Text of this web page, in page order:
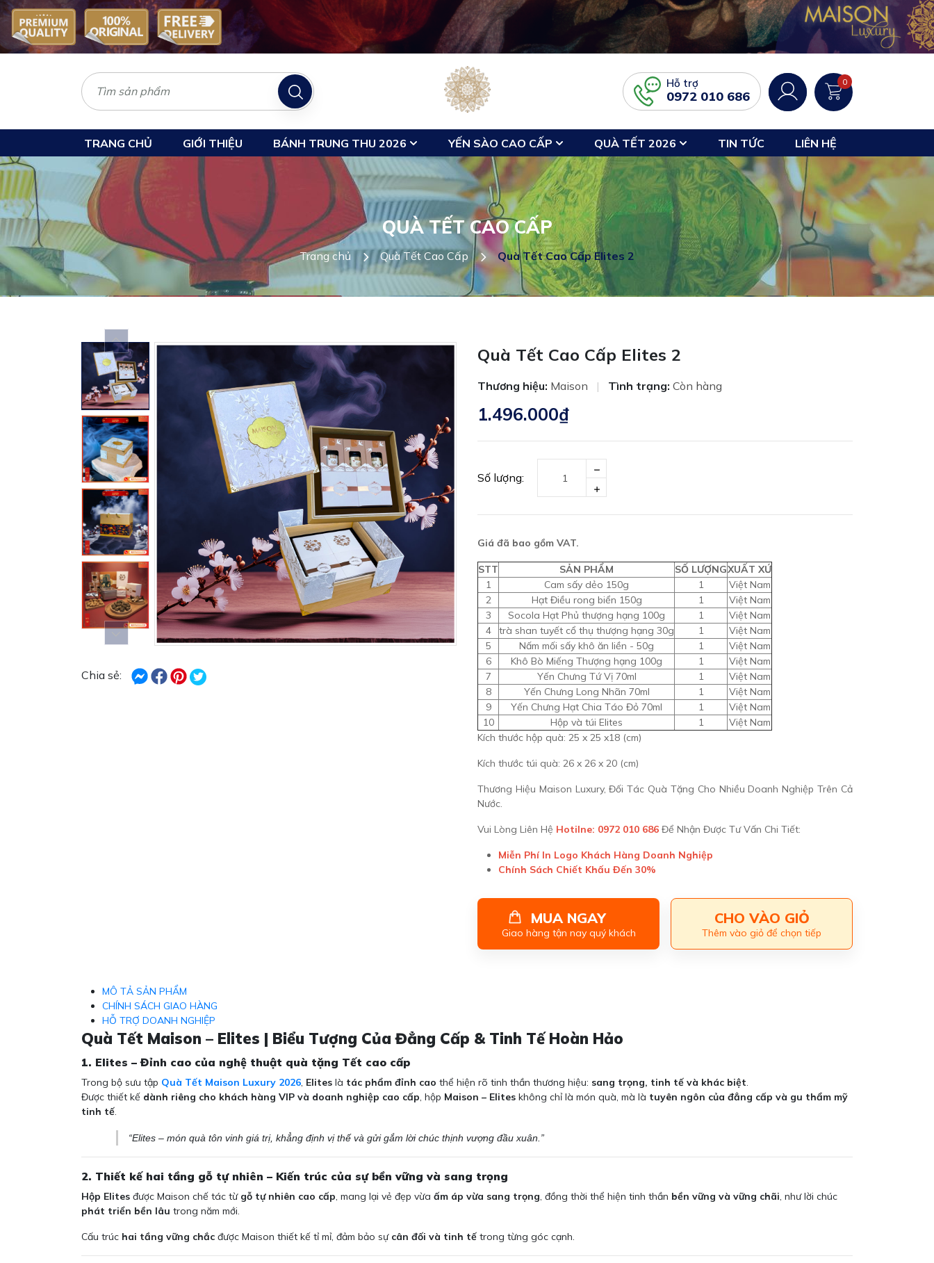
Hỗ trợ
0972 010 686
0
TRANG CHỦ GIỚI THIỆU BÁNH TRUNG THU 2026 YẾN SÀO CAO CẤP QUÀ TẾT 2026 TIN TỨC LIÊN HỆ
QUÀ TẾT CAO CẤP
Trang chủ Quà Tết Cao Cấp Quà Tết Cao Cấp Elites 2
Chia sẻ:
Quà Tết Cao Cấp Elites 2
Thương hiệu: Maison | Tình trạng: Còn hàng
1.496.000₫
Số lượng:
Giá đã bao gồm VAT.
STT SẢN PHẨM SỐ LƯỢNGXUẤT XỨ
1
Cam sấy dẻo 150g 1
Việt Nam
2
Hạt Điều rong biển 150g 1
Việt Nam
3
Socola Hạt Phủ thượng hạng 100g 1
Việt Nam
4
trà shan tuyết cổ thụ thượng hạng 30g 1
Việt Nam
5
Nấm mối sấy khô ăn liền - 50g 1
Việt Nam
6
Khô Bò Miếng Thượng hạng 100g 1
Việt Nam
7
Yến Chưng Tứ Vị 70ml 1
Việt Nam
8
Yến Chưng Long Nhãn 70ml 1
Việt Nam
9
Yến Chưng Hạt Chia Táo Đỏ 70ml 1
Việt Nam
10
Hộp và túi Elites 1
Việt Nam
Kích thước hộp quà: 25 x 25 x18 (cm)
Kích thước túi quà: 26 x 26 x 20 (cm)
Thương Hiệu Maison Luxury, Đối Tác Quà Tặng Cho Nhiều Doanh Nghiệp Trên Cả
Nước.
Vui Lòng Liên Hệ Hotilne: 0972 010 686 Để Nhận Được Tư Vấn Chi Tiết:
Miễn Phí In Logo Khách Hàng Doanh Nghiệp
Chính Sách Chiết Khấu Đến 30%
MUA NGAY
Giao hàng tận nay quý khách
CHO VÀO GIỎ
Thêm vào giỏ để chọn tiếp
MÔ TẢ SẢN PHẨM
CHÍNH SÁCH GIAO HÀNG
HỖ TRỢ DOANH NGHIỆP
Quà Tết Maison – Elites | Biểu Tượng Của Đẳng Cấp & Tinh Tế Hoàn Hảo
1. Elites – Đỉnh cao của nghệ thuật quà tặng Tết cao cấp
Trong bộ sưu tập Quà Tết Maison Luxury 2026, Elites là tác phẩm đỉnh cao thể hiện rõ tinh thần thương hiệu: sang trọng, tinh tế và khác biệt.
Được thiết kế dành riêng cho khách hàng VIP và doanh nghiệp cao cấp, hộp Maison – Elites không chỉ là món quà, mà là tuyên ngôn của đẳng cấp và gu thẩm mỹ
tinh tế.
“Elites – món quà tôn vinh giá trị, khẳng định vị thế và gửi gắm lời chúc thịnh vượng đầu xuân.”
2. Thiết kế hai tầng gỗ tự nhiên – Kiến trúc của sự bền vững và sang trọng
Hộp Elites được Maison chế tác từ gỗ tự nhiên cao cấp, mang lại vẻ đẹp vừa ấm áp vừa sang trọng, đồng thời thể hiện tinh thần bền vững và vững chãi, như lời chúc
phát triển bền lâu trong năm mới.
Cấu trúc hai tầng vững chắc được Maison thiết kế tỉ mỉ, đảm bảo sự cân đối và tinh tế trong từng góc cạnh.